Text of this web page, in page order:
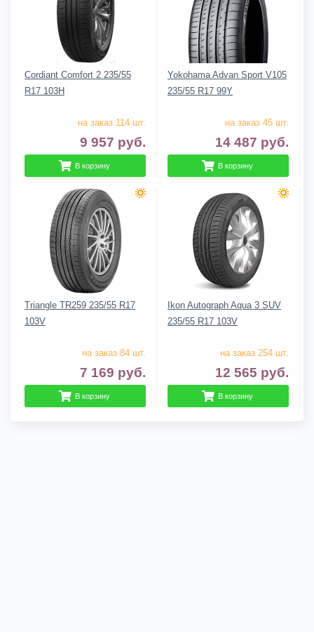
Cordiant Comfort 2 235/55
R17 103H
на заказ 114 шт.
9 957 руб.
В корзину
Yokohama Advan Sport V105
235/55 R17 99Y
на заказ 45 шт.
14 487 руб.
В корзину
Triangle TR259 235/55 R17
103V
на заказ 84 шт.
7 169 руб.
В корзину
Ikon Autograph Aqua 3 SUV
235/55 R17 103V
на заказ 254 шт.
12 565 руб.
В корзину